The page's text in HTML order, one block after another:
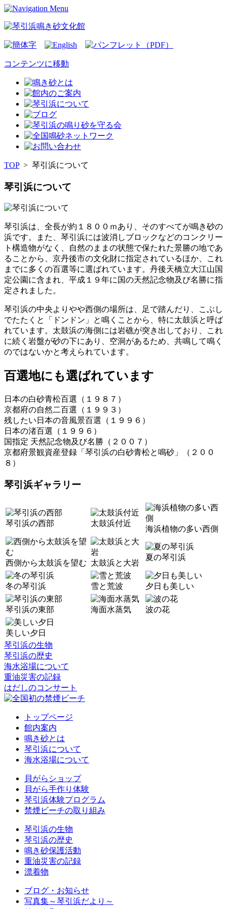
コンテンツに移動
TOP> 琴引浜について
琴引浜について
琴引浜は、全長が約１８００ｍあり、そのすべてが鳴き砂の
浜です。また、琴引浜には波消しブロックなどのコンクリー
ト構造物がなく、自然のままの状態で保たれた景勝の地であ
ることから、京丹後市の文化財に指定されているほか、これ
までに多くの百選等に選ばれています。丹後天橋立大江山国
定公園に含まれ、平成１９年に国の天然記念物及び名勝に指
定されました。
琴引浜の中央よりやや西側の場所は、足で踏んだり、こぶし
でたたくと「ドンドン」と鳴くことから、特に太鼓浜と呼ば
れています。太鼓浜の海側には岩礁が突き出しており、これ
に続く岩盤が砂の下にあり、空洞があるため、共鳴して鳴く
のではないかと考えられています。
百選地にも選ばれています
日本の白砂青松百選（１９８７）
京都府の自然二百選（１９９３）
残したい日本の音風景百選（１９９６）
日本の渚百選（１９９６）
国指定 天然記念物及び名勝（２００７）
京都府景観資産登録「琴引浜の白砂青松と鳴砂」（２００
８）
琴引浜ギャラリー
琴引浜の西部 太鼓浜付近
海浜植物の多い西側
西側から太鼓浜を望む 太鼓浜と大岩
夏の琴引浜
冬の琴引浜 雪と荒波 夕日も美しい
琴引浜の東部 海面水蒸気 波の花
美しい夕日
琴引浜の生物
琴引浜の歴史
海水浴場について
重油災害の記録
はだしのコンサート
トップページ
館内案内
鳴き砂とは
琴引浜について
海水浴場について
貝がらショップ
貝がら手作り体験
琴引浜体験プログラム
禁煙ビーチの取り組み
琴引浜の生物
琴引浜の歴史
鳴き砂保護活動
重油災害の記録
漂着物
ブログ・お知らせ
写真集～琴引浜だより～